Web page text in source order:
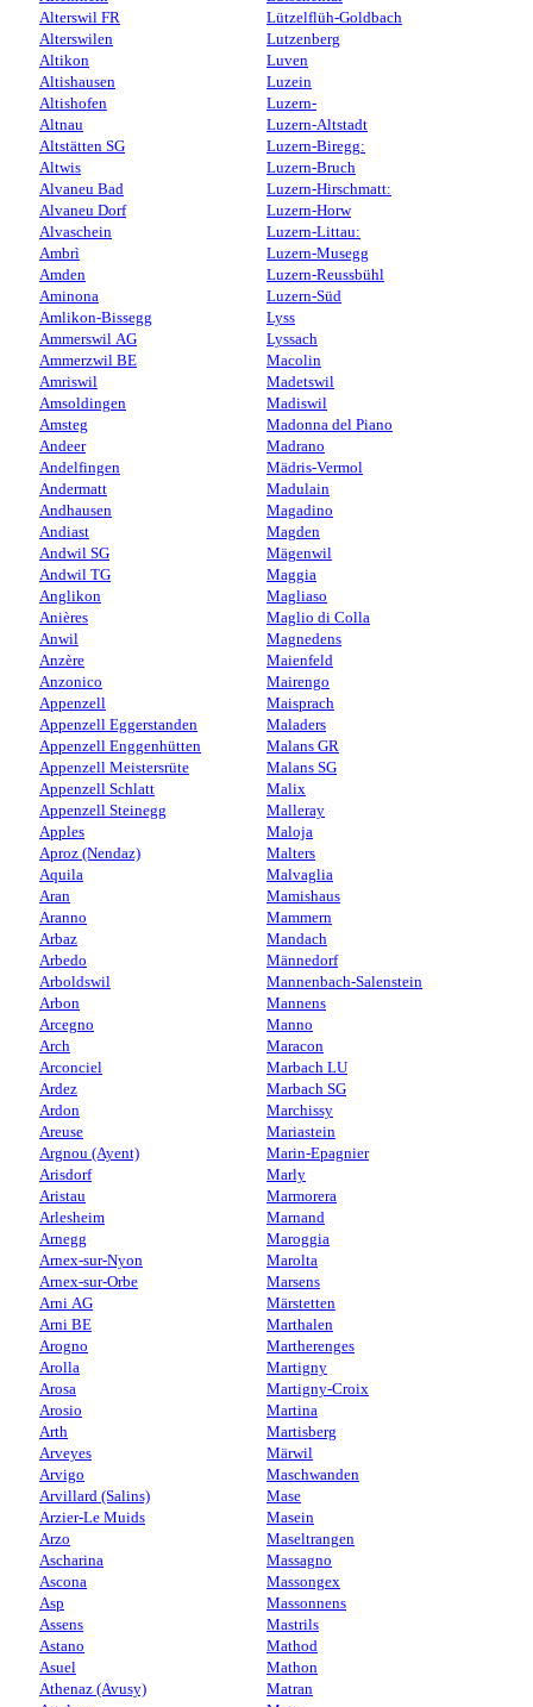
Alterswil FR
Alterswilen
Altikon
Altishausen
Altishofen
Altnau
Altstätten SG
Altwis
Alvaneu Bad
Alvaneu Dorf
Alvaschein
Ambrì
Amden
Aminona
Amlikon-Bissegg
Ammerswil AG
Ammerzwil BE
Amriswil
Amsoldingen
Amsteg
Andeer
Andelfingen
Andermatt
Andhausen
Andiast
Andwil SG
Andwil TG
Anglikon
Anières
Anwil
Anzère
Anzonico
Appenzell
Appenzell Eggerstanden
Appenzell Enggenhütten
Appenzell Meistersrüte
Appenzell Schlatt
Appenzell Steinegg
Apples
Aproz (Nendaz)
Aquila
Aran
Aranno
Arbaz
Arbedo
Arboldswil
Arbon
Arcegno
Arch
Arconciel
Ardez
Ardon
Areuse
Argnou (Ayent)
Arisdorf
Aristau
Arlesheim
Arnegg
Arnex-sur-Nyon
Arnex-sur-Orbe
Arni AG
Arni BE
Arogno
Arolla
Arosa
Arosio
Arth
Arveyes
Arvigo
Arvillard (Salins)
Arzier-Le Muids
Arzo
Ascharina
Ascona
Asp
Assens
Astano
Asuel
Athenaz (Avusy)
Lützelflüh-Goldbach
Lutzenberg
Luven
Luzein
Luzern-
Luzern-Altstadt
Luzern-Biregg:
Luzern-Bruch
Luzern-Hirschmatt:
Luzern-Horw
Luzern-Littau:
Luzern-Musegg
Luzern-Reussbühl
Luzern-Süd
Lyss
Lyssach
Macolin
Madetswil
Madiswil
Madonna del Piano
Madrano
Mädris-Vermol
Madulain
Magadino
Magden
Mägenwil
Maggia
Magliaso
Maglio di Colla
Magnedens
Maienfeld
Mairengo
Maisprach
Maladers
Malans GR
Malans SG
Malix
Malleray
Maloja
Malters
Malvaglia
Mamishaus
Mammern
Mandach
Männedorf
Mannenbach-Salenstein
Mannens
Manno
Maracon
Marbach LU
Marbach SG
Marchissy
Mariastein
Marin-Epagnier
Marly
Marmorera
Marnand
Maroggia
Marolta
Marsens
Märstetten
Marthalen
Martherenges
Martigny
Martigny-Croix
Martina
Martisberg
Märwil
Maschwanden
Mase
Masein
Maseltrangen
Massagno
Massongex
Massonnens
Mastrils
Mathod
Mathon
Matran